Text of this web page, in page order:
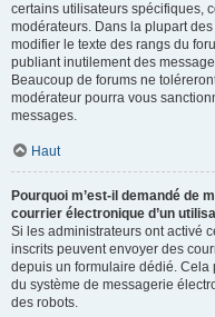
certains utilisateurs spécifiques,
modérateurs. Dans la plupart
modifier le texte des rangs du
publiant inutilement des
Beaucoup de forums ne
modérateur pourra vous
messages.
Haut
Pourquoi m’est-il demandé de
courrier électronique d’un
Si les administrateurs ont activé
inscrits peuvent envoyer des
depuis un formulaire dédié. Cela
du système de messagerie
des robots.